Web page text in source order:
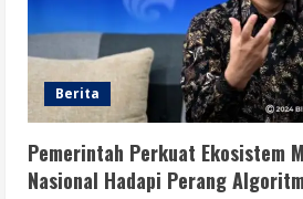
Berita
Pemerintah Perkuat Ekosistem
Nasional Hadapi Perang